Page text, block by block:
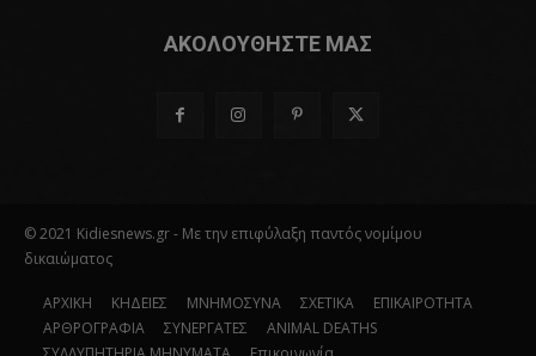
ΑΚΟΛΟΥΘΗΣΤΕ ΜΑΣ
© 2021 Kidiesnews.gr - Με την επιφύλαξη παντός νομίμου
δικαιώματος
ΑΡΧΙΚΗ ΚΗΔΕΙΕΣ ΜΝΗΜΟΣΥΝΑ ΣΧΕΤΙΚΑ
ΕΠΙΚΑΙΡΟΤΗΤΑ
ΑΡΘΡΟΓΡΑΦΙΑ
ΣΥΝΕΡΓΑΤΕΣ
ANIMAL DEATHS